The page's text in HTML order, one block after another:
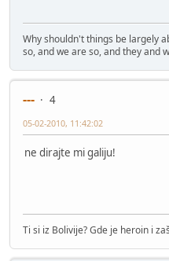
Why shouldn't things be largely
so, and we are so, and they and
---
4
05-02-2010, 11:42:02
ne dirajte mi galiju!
Ti si iz Bolivije? Gde je heroin i